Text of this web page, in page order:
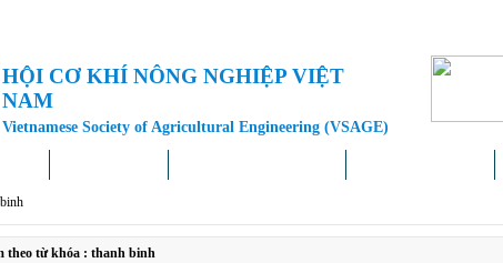
HỘI CƠ KHÍ NÔNG NGHIỆP VIỆT
NAM
Vietnamese Society of Agricultural Engineering (VSAGE)
theo từ khóa : thanh binh